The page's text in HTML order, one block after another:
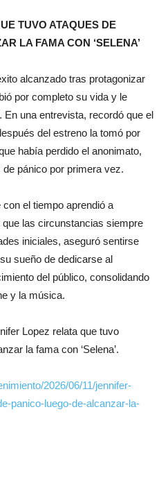
TUVO ATAQUES DE
LA FAMA CON ‘SELENA’
alcanzado tras protagonizar
por completo su vida y le
En una entrevista, recordó que el
del estreno la tomó por
había perdido el anonimato,
pánico por primera vez.
el tiempo aprendió a
las circunstancias siempre
iniciales, aseguró sentirse
sueño de dedicarse al
del público, consolidando
y la música.
Lopez relata que tuvo
la fama con ‘Selena’.
2026/06/11/jennifer-
panico-luego-de-alcanzar-la-